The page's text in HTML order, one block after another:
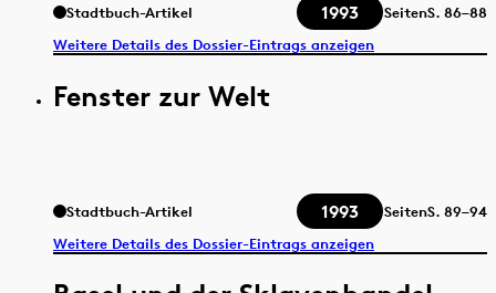
Stadtbuch-Artikel 1993 SeitenS. 86–88
Weitere Details des Dossier-Eintrags anzeigen
Fenster zur Welt
Stadtbuch-Artikel 1993 SeitenS. 89–94
Weitere Details des Dossier-Eintrags anzeigen